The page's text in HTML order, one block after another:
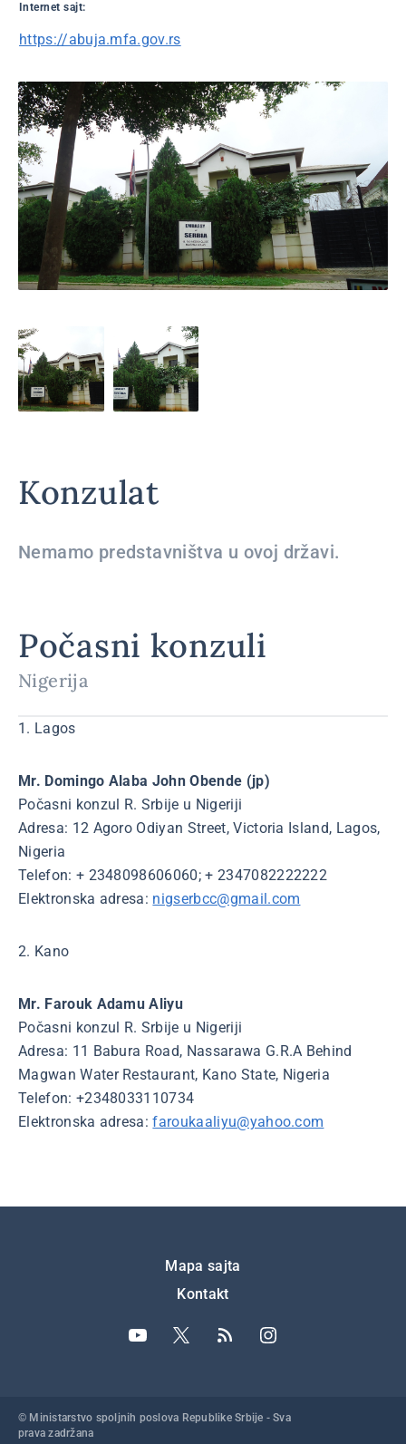
Internet sajt:
https://abuja.mfa.gov.rs
Konzulat
Nemamo predstavništva u ovoj državi.
Počasni konzuli
Nigerija
1. Lagos
Mr. Domingo Alaba John Obende (jp)
Počasni konzul R. Srbije u Nigeriji
Adresa: 12 Agoro Odiyan Street, Victoria Island, Lagos,
Nigeria
Telefon: + 2348098606060; + 2347082222222
Elektronska adresa: nigserbcc@gmail.com
2. Kano
Mr. Farouk Adamu Aliyu
Počasni konzul R. Srbije u Nigeriji
Adresa: 11 Babura Road, Nassarawa G.R.A Behind
Magwan Water Restaurant, Kano State, Nigeria
Telefon: +2348033110734
Elektronska adresa:faroukaaliyu@yahoo.com
Mapa sajta
Kontakt
© Ministarstvo spoljnih poslova Republike Srbije - Sva
prava zadržana